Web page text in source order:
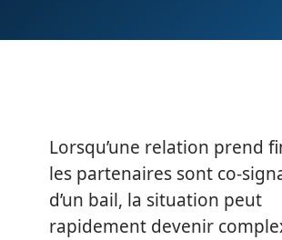
Lorsqu’une relation prend
les partenaires sont co-
d’un bail, la situation peut
rapidement devenir